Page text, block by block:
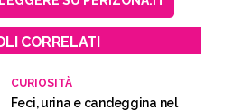
CORRELATI
CURIOSITÀ
Feci, urina e candeggina nel